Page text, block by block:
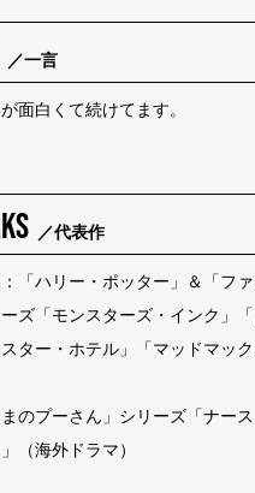
／一言
面白くて続けてます。
／代表作
「ハリー・ポッター」＆「フ
ズ「モンスターズ・インク」
ター・ホテル」「マッドマッ
まのプーさん」シリーズ「ナー
（海外ドラマ）